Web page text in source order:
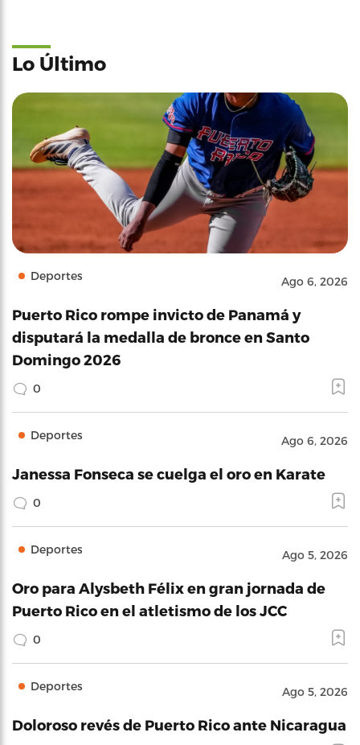
Lo Último
Deportes Ago 6, 2026
Puerto Rico rompe invicto de Panamá y
disputará la medalla de bronce en Santo
Domingo 2026
0
Deportes Ago 6, 2026
Janessa Fonseca se cuelga el oro en Karate
0
Deportes Ago 5, 2026
Oro para Alysbeth Félix en gran jornada de
Puerto Rico en el atletismo de los JCC
0
Deportes Ago 5, 2026
Doloroso revés de Puerto Rico ante Nicaragua